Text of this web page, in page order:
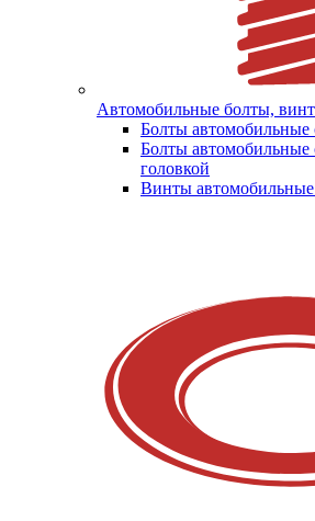
Автомобильные болты,
Болты автомобильные
Болты автомобильные
головкой
Винты